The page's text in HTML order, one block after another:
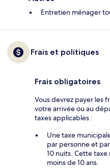
Entretien ménager
Frais et politiques
Frais obligatoires
Vous devrez payer les
votre arrivée ou au
taxes applicables :
Une taxe
par personne et
10 nuits. Cette taxe
moins de 10 ans.